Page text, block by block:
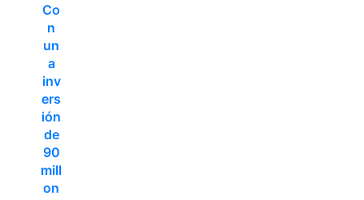
Co
n
un
a
inv
ers
ión
de
90
mill
on